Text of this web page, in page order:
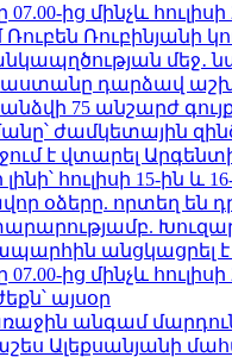
07.00-ից մինչև
Ռուբինյանի
մեջ․
դարձավ
75 անշարժ
ժամկետային
է վտարել
հուլիսի 15-ին և
օձերը. որտեղ են
անցկացրել է
07.00-ից մինչև
այսօր
անգամ
Ալեքսանյանի